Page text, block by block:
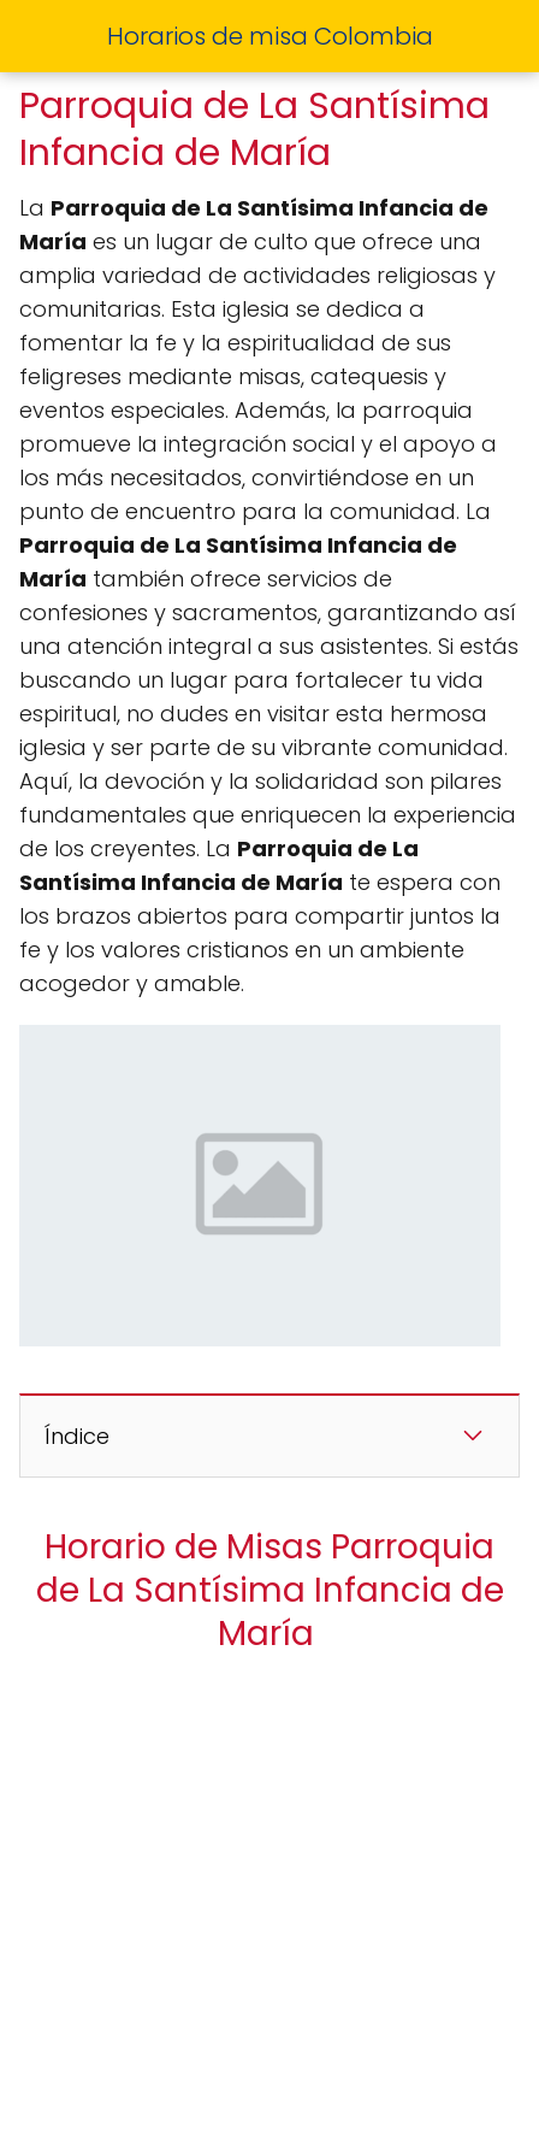
Horarios de misa Colombia
Parroquia de La Santísima
Infancia de María
La Parroquia de La Santísima Infancia de
María es un lugar de culto que ofrece una
amplia variedad de actividades religiosas y
comunitarias. Esta iglesia se dedica a
fomentar la fe y la espiritualidad de sus
feligreses mediante misas, catequesis y
eventos especiales. Además, la parroquia
promueve la integración social y el apoyo a
los más necesitados, convirtiéndose en un
punto de encuentro para la comunidad. La
Parroquia de La Santísima Infancia de
María también ofrece servicios de
confesiones y sacramentos, garantizando así
una atención integral a sus asistentes. Si estás
buscando un lugar para fortalecer tu vida
espiritual, no dudes en visitar esta hermosa
iglesia y ser parte de su vibrante comunidad.
Aquí, la devoción y la solidaridad son pilares
fundamentales que enriquecen la experiencia
de los creyentes. La Parroquia de La
Santísima Infancia de María te espera con
los brazos abiertos para compartir juntos la
fe y los valores cristianos en un ambiente
acogedor y amable.
Índice
Horario de Misas Parroquia
de La Santísima Infancia de
María